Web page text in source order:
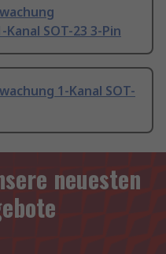
SOT-23 3-Pin
1-Kanal SOT-
neuesten